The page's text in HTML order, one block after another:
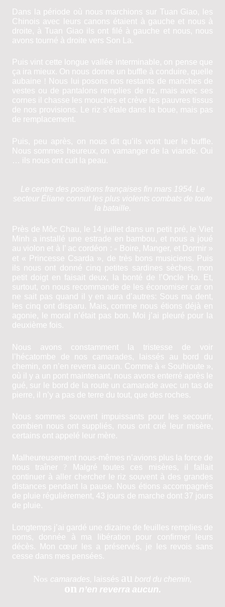
Dans la période où nous marchions sur Tuan Giao, les
Chinois avec leurs canons étaient à gauche et nous à
droite, à Tuan Giao ils ont filé à gauche et nous, nous
avons tourné à droite vers Son La.
Puis vint cette longue vallée interminable, on pense que
ça ira mieux. On nous donne un buffle à conduire, quelle
aubaine ! Nous lui posons nos restants de manches de
vestes ou de pantalons remplies de riz, mais avec ses
cornes il chasse les mouches et crève les pauvres tissus
de nos provisions. Le riz s’étale dans la boue, mais pas
de remplacement.
Puis, peu après, on nous dit qu’ils vont tuer le buffle.
Nous sommes heureux, on vamanger de la viande. Oui
… ils nous ont cuit la peau.
Le centre des positions françaises fin mars 1954. Le
secteur Éliane connut les plus violents combats de toute
la bataille.
Près de Môc Chau, le 14 juillet dans un petit pré, le Viet
Minh a installé une estrade en bambou, et nous a joué
au violon et à I’ ac­ cordéon : «
Boire, Manger, et Dormir »
et « Princesse Csarda », de très bons musiciens. Puis
ils nous ont donné cinq petites sardines sèches, mon
petit doigt en faisait deux, la bonté de !’Oncle Ho. Et,
surtout, on nous recommande de les économiser car on
ne sait pas quand il y en aura d’autres: Sous ma dent,
les cinq ont disparu. Mais, comme nous étions déjà en
agonie, le moral n’était pas bon. Moi j’ai pleuré pour la
deuxième fois.
Nous avons constamment la tristesse de voir
l’hécatombe de nos camarades, laissés au bord du
chemin, on n’en reverra aucun. Comme à « Souhioute »,
où il y a un pont maintenant, nous avons enterré après le
gué, sur le bord de la route un camarade avec un tas de
pierre, il n’y a pas de terre du tout, que des roches.
Nous sommes souvent impuissants pour les secourir,
combien nous ont suppliés, nous ont crié leur misère,
certains ont appelé leur mère.
Malheureusement nous-mêmes n’avions plus la force de
nous traîner
?
Malgré toutes ces misères, il fallait
continuer à aller chercher le riz souvent à des grandes
distances pendant la pause. Nous étions accompagnés
de pluie régulièrement, 43 jours de marche dont 37 jours
de pluie.
Longtemps j’ai gardé une dizaine de feuilles remplies de
noms, donnée à ma libération pour confirmer leurs
décès. Mon cœur les a préservés, je les revois sans
cesse dans mes pensées.
Nos camarades, laissés au bord du chemin,
on n’en reverra aucun.